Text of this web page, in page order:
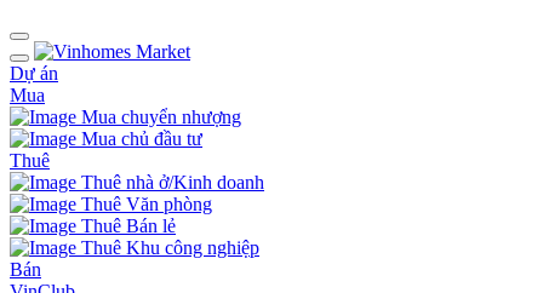
Dự án
Mua
Mua chuyển nhượng
Mua chủ đầu tư
Thuê
Thuê nhà ở/Kinh doanh
Thuê Văn phòng
Thuê Bán lẻ
Thuê Khu công nghiệp
Bán